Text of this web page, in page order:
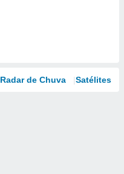
Radar de Chuva Satélites